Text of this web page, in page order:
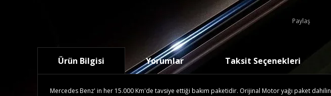
Paylaş
Ürün Bilgisi Yorumlar Taksit Seçenekleri
Mercedes Benz' in her 15.000 Km'de tavsiye ettiği bakım paketidir. Orijinal Motor yağı paket